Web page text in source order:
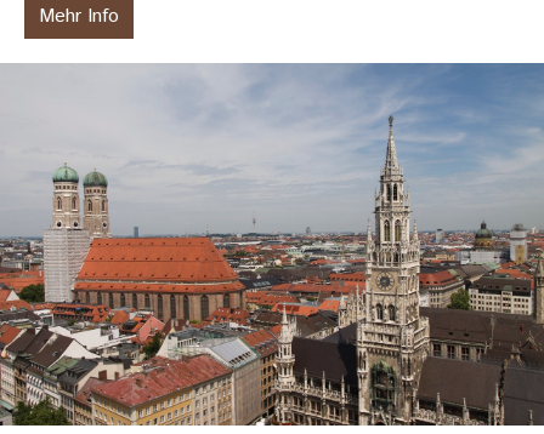
Mehr Info